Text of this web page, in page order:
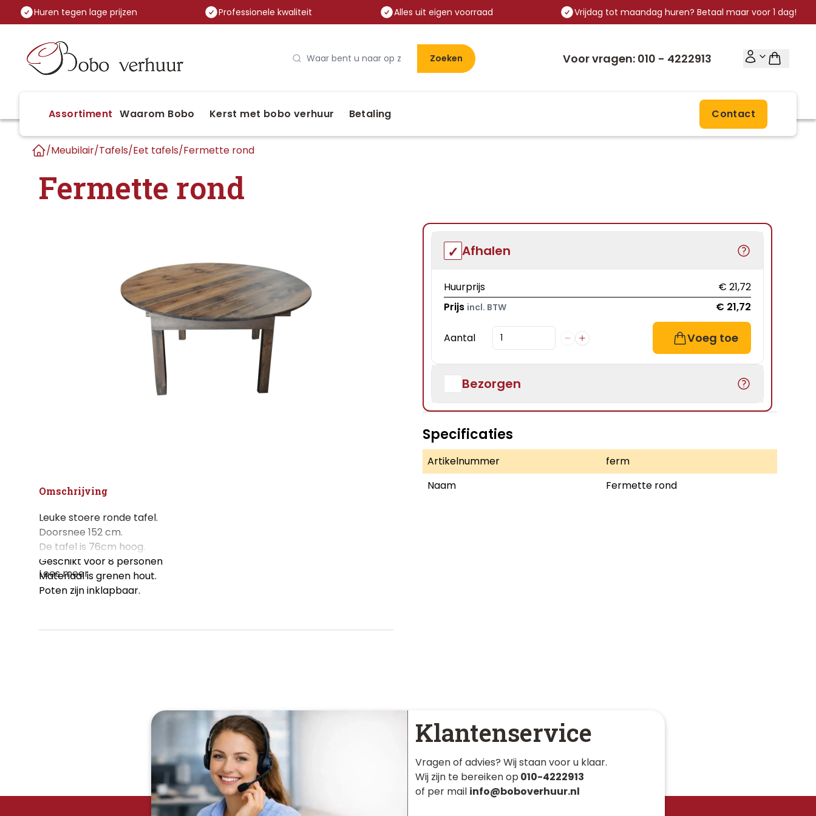
Huren tegen lage prijzen Professionele kwaliteit Alles uit eigen voorraad Vrijdag tot maandag huren? Betaal maar voor 1 dag!
Zoeken Voor vragen: 010 - 4222913
Assortiment Waarom Bobo Kerst met bobo verhuur Betaling Contact
/Meubilair/Tafels/Eet tafels/Fermette rond
Fermette rond
Omschrijving
Leuke stoere ronde tafel.
Doorsnee 152 cm.
De tafel is 76cm hoog.
Geschikt voor 8 personen
Materiaal is grenen hout.
Poten zijn inklapbaar.
Lees meer
Afhalen
Huurprijs
€ 21,72
Prijs incl. BTW € 21,72
Aantal Voeg toe
Bezorgen
Specificaties
Artikelnummer
ferm
Naam
Fermette rond
Klantenservice
Vragen of advies? Wij staan voor u klaar.
Wij zijn te bereiken op 010-4222913
of per mail info@boboverhuur.nl